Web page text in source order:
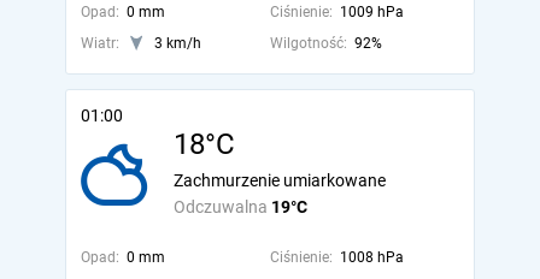
Opad: 0 mm Ciśnienie: 1009 hPa
Wiatr:
3 km/h Wilgotność: 92%
01:00
18°C
Odczuwalna 19°C
Zachmurzenie umiarkowane
Opad: 0 mm Ciśnienie: 1008 hPa